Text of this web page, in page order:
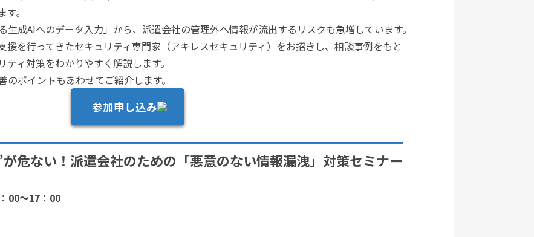
。
生成AIへのデータ入力」から、派遣会社の管理外へ情報が流出するリスクも急増しています。
援を行ってきたセキュリティ専門家（アキレスセキュリティ）をお招きし、相談事例をもと
ィ対策をわかりやすく解説します。
ポイントもあわせてご紹介します。
参加申し込み
危ない！派遣会社のための「悪意のない情報漏洩」対策セミナー
00～17：00